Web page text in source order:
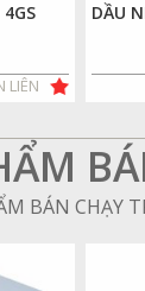
LIÊN
DẦU
BÁN CHẠY